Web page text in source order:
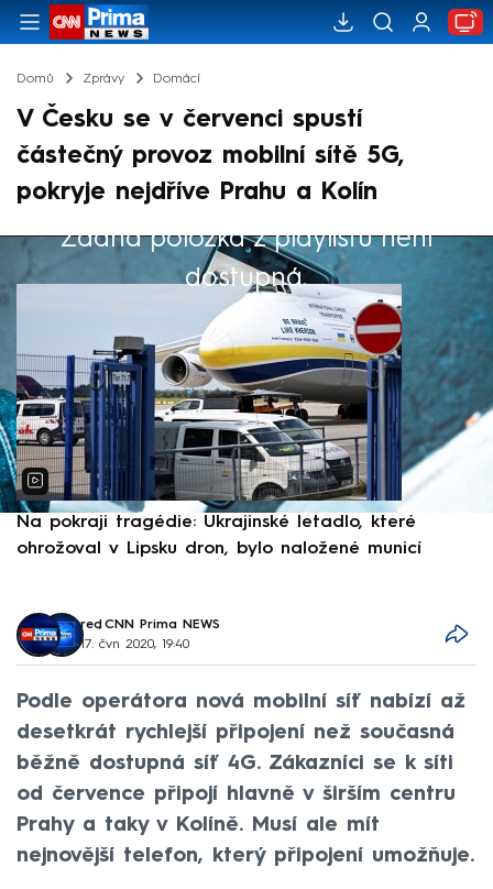
Domů Zprávy Domácí
V Česku se v červenci spustí
částečný provoz mobilní sítě 5G,
pokryje nejdříve Prahu a Kolín
Žádná položka z playlistu není
dostupná.
Výběr redakce
Na pokraji tragédie: Ukrajinské letadlo, které
ohrožoval v Lipsku dron, bylo naložené municí
red, CNN Prima NEWS
17. čvn 2020, 19:40
Podle operátora nová mobilní síť nabízí až
desetkrát rychlejší připojení než současná
běžně dostupná síť 4G. Zákazníci se k síti
od července připojí hlavně v širším centru
Prahy a taky v Kolíně. Musí ale mít
nejnovější telefon, který připojení umožňuje.